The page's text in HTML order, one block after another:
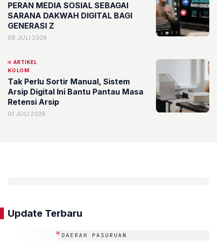
PERAN MEDIA SOSIAL SEBAGAI
SARANA DAKWAH DIGITAL BAGI
GENERASI Z
06 JULI 2026
ARTIKEL
KOLOM
Tak Perlu Sortir Manual, Sistem
Arsip Digital Ini Bantu Pantau Masa
Retensi Arsip
01 JULI 2026
Update Terbaru
DAERAH PASURUAN